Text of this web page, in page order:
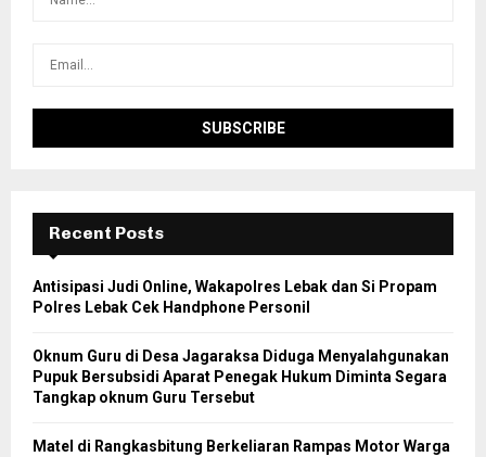
Recent Posts
Antisipasi Judi Online, Wakapolres Lebak dan Si Propam
Polres Lebak Cek Handphone Personil
Oknum Guru di Desa Jagaraksa Diduga Menyalahgunakan
Pupuk Bersubsidi Aparat Penegak Hukum Diminta Segara
Tangkap oknum Guru Tersebut
Matel di Rangkasbitung Berkeliaran Rampas Motor Warga